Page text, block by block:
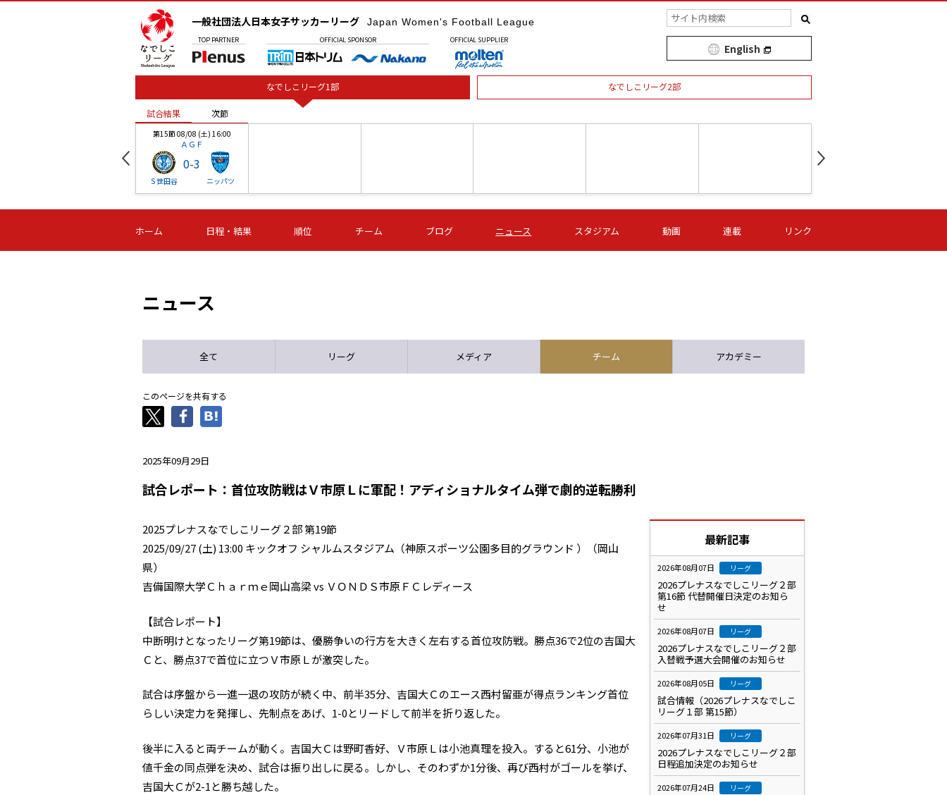
一般社団法人日本女子サッカーリーグ Japan Women's Football League
TOP PARTNER OFFICIAL SPONSOR OFFICIAL SUPPLIER
English
なでしこリーグ1部 なでしこリーグ2部
試合結果 次節
第15節 08/08 (土) 16:00
ＡＧＦ
Ｓ世田谷
0-3
ニッパツ
-
第16節 09/05 (土) 15:00
ニッパツ
-
第16節 09/05 (土) 15:00
石人の星
-
第16節 09/05 (土) 16:00
ＡＧＦ
-
いちご
-
第16節 09/06 (日) 15:00
-
第16節 09/06 (日) 15:00
- -
試合結果 次節
ホーム 日程・結果 順位 チーム ブログ ニュース スタジアム 動画 連載 リンク
ニュース
全て リーグ メディア チーム アカデミー
このページを共有する
2025年09月29日
試合レポート：首位攻防戦はＶ市原Ｌに軍配！アディショナルタイム弾で劇的逆転勝利
2025プレナスなでしこリーグ２部 第19節
2025/09/27 (土) 13:00 キックオフ シャルムスタジアム（神原スポーツ公園多目的グラウンド ）（岡山
県）
吉備国際大学Ｃｈａｒｍｅ岡山高梁 vs ＶＯＮＤＳ市原ＦＣレディース
【試合レポート】
中断明けとなったリーグ第19節は、優勝争いの行方を大きく左右する首位攻防戦。勝点36で2位の吉国大
Ｃと、勝点37で首位に立つＶ市原Ｌが激突した。
試合は序盤から一進一退の攻防が続く中、前半35分、吉国大Ｃのエース西村留亜が得点ランキング首位
らしい決定力を発揮し、先制点をあげ、1-0とリードして前半を折り返した。
後半に入ると両チームが動く。吉国大Ｃは野町香好、Ｖ市原Ｌは小池真理を投入。すると61分、小池が
値千金の同点弾を決め、試合は振り出しに戻る。しかし、そのわずか1分後、再び西村がゴールを挙げ、
吉国大Ｃが2-1と勝ち越した。
最新記事
2026年08月07日 リーグ
2026プレナスなでしこリーグ２部
第16節 代替開催日決定のお知ら
せ
2026年08月07日 リーグ
2026プレナスなでしこリーグ２部
入替戦予選大会開催のお知らせ
2026年08月05日 リーグ
試合情報（2026プレナスなでしこ
リーグ１部 第15節）
2026年07月31日 リーグ
2026プレナスなでしこリーグ２部
日程追加決定のお知らせ
2026年07月24日 リーグ